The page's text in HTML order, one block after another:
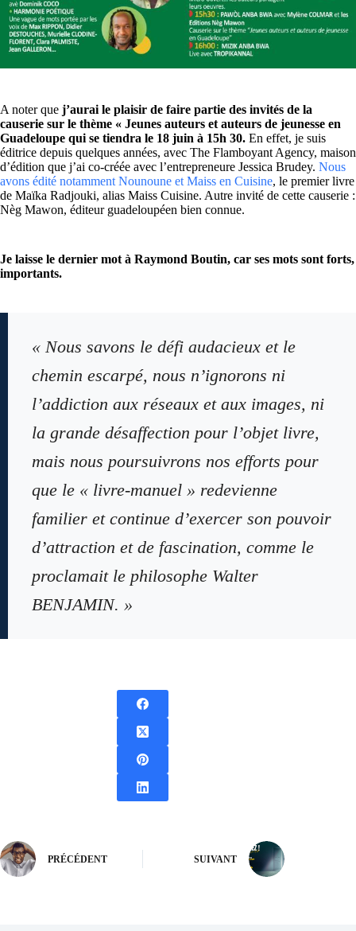
A noter que j’aurai le plaisir de faire partie des invités de la
causerie sur le thème « Jeunes auteurs et auteurs de jeunesse en
Guadeloupe qui se tiendra le 18 juin à 15h 30. En effet, je suis
éditrice depuis quelques années, avec The Flamboyant Agency, maison
d’édition que j’ai co-créée avec l’entrepreneure Jessica Brudey. Nous
avons édité notamment Nounoune et Maiss en Cuisine, le premier livre
de Maïka Radjouki, alias Maiss Cuisine. Autre invité de cette causerie :
Nèg Mawon, éditeur guadeloupéen bien connue.
Je laisse le dernier mot à Raymond Boutin, car ses mots sont forts,
importants.
« Nous savons le défi audacieux et le
chemin escarpé, nous n’ignorons ni
l’addiction aux réseaux et aux images, ni
la grande désaffection pour l’objet livre,
mais nous poursuivrons nos efforts pour
que le « livre-manuel » redevienne
familier et continue d’exercer son pouvoir
d’attraction et de fascination, comme le
proclamait le philosophe Walter
BENJAMIN. »
PRÉCÉDENT SUIVANT